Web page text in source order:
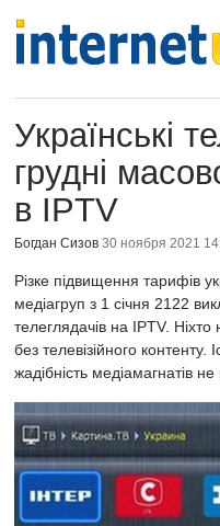
Українські
грудні
в IPTV
Богдан Сизов 30 ноября 2021
Різке підвищення тарифів
медіагруп з 1 січня 2122
телеглядачів на IPTV.
без телевізійного
жадібність медіамагнатів